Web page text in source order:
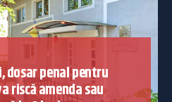
dosar penal pentru
riscă amenda sau